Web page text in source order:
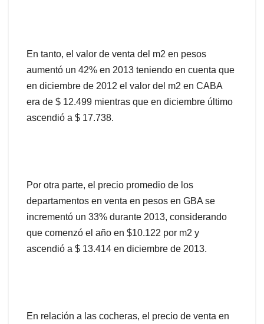
En tanto, el valor de venta del m2 en pesos
aumentó un 42% en 2013 teniendo en cuenta que
en diciembre de 2012 el valor del m2 en CABA
era de $ 12.499 mientras que en diciembre último
ascendió a $ 17.738.
Por otra parte, el precio promedio de los
departamentos en venta en pesos en GBA se
incrementó un 33% durante 2013, considerando
que comenzó el año en $10.122 por m2 y
ascendió a $ 13.414 en diciembre de 2013.
En relación a las cocheras, el precio de venta en